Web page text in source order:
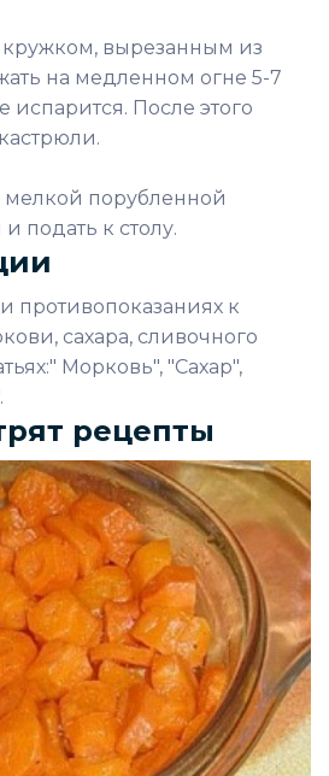
вырезанным из
на медленном огне 5-7
испарится. После этого
порубленной
подать к столу.
противопоказаниях к
сахара, сливочного
Морковь", "Сахар",
рецепты